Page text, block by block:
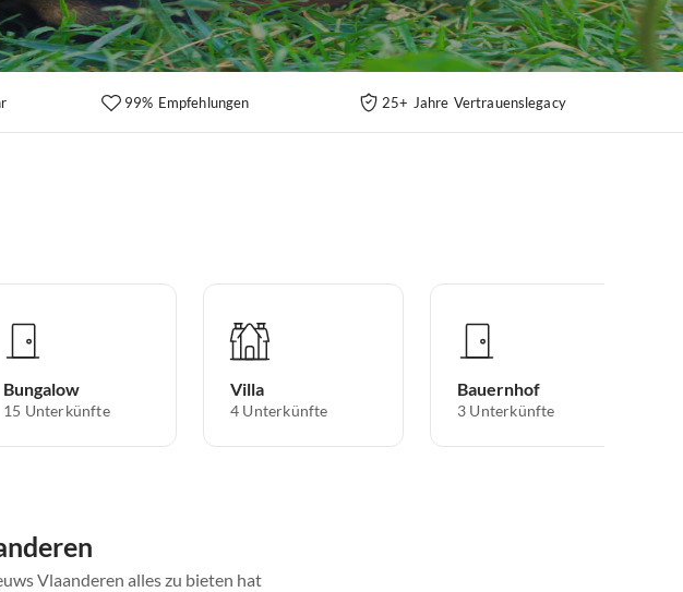
99% Empfehlungen 25+ Jahre Vertrauenslegacy
Bungalow
15 Unterkünfte
Villa
4 Unterkünfte
Bauernhof
3 Unterkünfte
Vlaanderen alles zu bieten hat